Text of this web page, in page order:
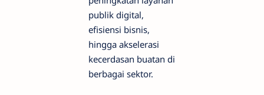
publik digital,
efisiensi bisnis,
hingga akselerasi
kecerdasan buatan di
berbagai sektor.